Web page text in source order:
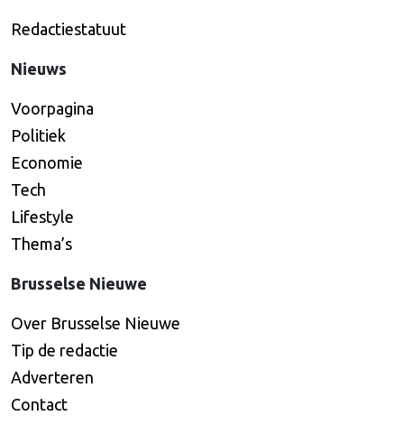
Redactiestatuut
Nieuws
Voorpagina
Politiek
Economie
Tech
Lifestyle
Thema’s
Brusselse Nieuwe
Over Brusselse Nieuwe
Tip de redactie
Adverteren
Contact